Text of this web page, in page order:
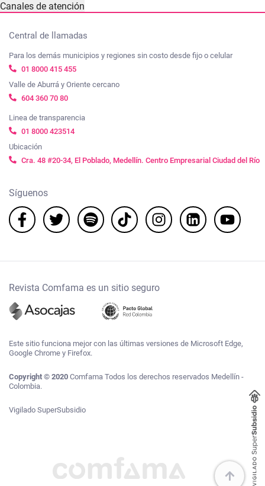
Canales de atención
Central de llamadas
Para los demás municipios y regiones sin costo desde fijo o celular
01 8000 415 455
Valle de Aburrá y Oriente cercano
604 360 70 80
Linea de transparencia
01 8000 423514
Ubicación
Cra. 48 #20-34, El Poblado, Medellín. Centro Empresarial Ciudad del Río
Síguenos
Revista Comfama es un sitio seguro
Este sitio funciona mejor con las últimas versiones de Microsoft Edge,
Google Chrome y Firefox.
Copyright © 2020 Comfama Todos los derechos reservados Medellín -
Colombia.
Vigilado SuperSubsidio